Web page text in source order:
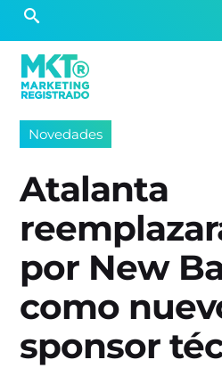
Novedades
Atalanta
por New
como
sponsor